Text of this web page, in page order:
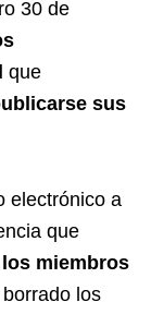
30 de
que
sus
electrónico a
que
miembros
los